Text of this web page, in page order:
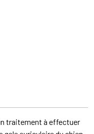
traitement à effectuer